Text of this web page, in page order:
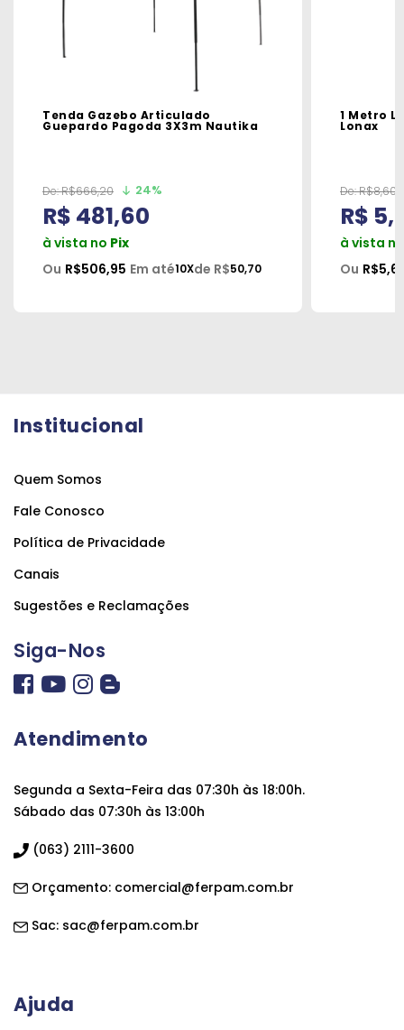
Tenda Gazebo Articulado
Guepardo Pagoda 3X3m Nautika
De:R$666,20 24%
R$ 481,60
à vista no Pix
Ou R$506,95 Em até10Xde R$50,70
1 Metro
Lonax
De:R$8,60
R$
à vista
Ou
Institucional
Quem Somos
Fale Conosco
Política de Privacidade
Canais
Sugestões e Reclamações
Siga-Nos
Atendimento
Segunda a Sexta-Feira das 07:30h às 18:00h.
Sábado das 07:30h às 13:00h
(063) 2111-3600
Orçamento: comercial@ferpam.com.br
Sac: sac@ferpam.com.br
Ajuda